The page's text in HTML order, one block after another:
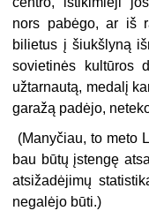
nors pabėgo, ar iš
bilietus į šiukšlyną
sovietinės kultūros
užtarnautą, medalį
garažą padėjo,
(Manyčiau, to meto
bau būtų įstengę
atsižadėjimų
negalėjo būti.)